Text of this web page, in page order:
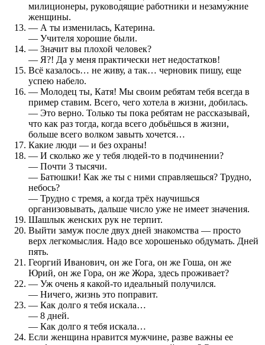
милиционеры, руководящие работники и незамужние
женщины.
— А ты изменилась, Катерина.
— Учителя хорошие были.
— Значит вы плохой человек?
— Я?! Да у меня практически нет недостатков!
Всё казалось… не живу, а так… черновик пишу, еще
успею набело.
— Молодец ты, Катя! Мы своим ребятам тебя всегда в
пример ставим. Всего, чего хотела в жизни, добилась.
— Это верно. Только ты пока ребятам не рассказывай,
что как раз тогда, когда всего добьёшься в жизни,
больше всего волком завыть хочется…
Какие люди — и без охраны!
— И сколько же у тебя людей-то в подчинении?
— Почти 3 тысячи.
— Батюшки! Как же ты с ними справляешься? Трудно,
небось?
— Трудно с тремя, а когда трёх научишься
организовывать, дальше число уже не имеет значения.
Шашлык женских рук не терпит.
Выйти замуж после двух дней знакомства — просто
верх легкомыслия. Надо все хорошенько обдумать. Дней
пять.
Георгий Иванович, он же Гога, он же Гоша, он же
Юрий, он же Гора, он же Жора, здесь проживает?
— Уж очень я какой-то идеальный получился.
— Ничего, жизнь это поправит.
— Как долго я тебя искала…
— 8 дней.
— Как долго я тебя искала…
Если женщина нравится мужчине, разве важны ее